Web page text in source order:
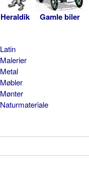
Heraldik Gamle biler
Latin
Malerier
Metal
Møbler
Mønter
Naturmateriale